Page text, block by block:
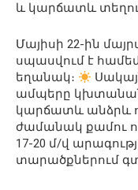
և կարճատև
Մայիսի 22-ին
սպասվում է
եղանակ։
ամպերը
կարճատև անձրև
ժամանակ քամու
17-20 մ/վ
տարածքներում